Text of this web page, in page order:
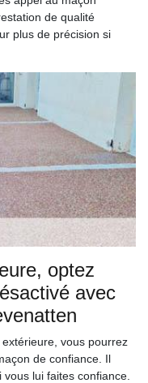
de qualité
plus de précision si
optez
avec
vous pourrez
de confiance. Il
lui faites confiance.